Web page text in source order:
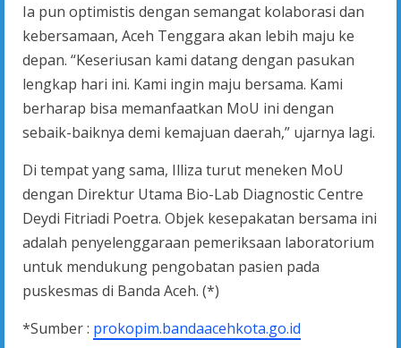
Ia pun optimistis dengan semangat kolaborasi dan
kebersamaan, Aceh Tenggara akan lebih maju ke
depan. “Keseriusan kami datang dengan pasukan
lengkap hari ini. Kami ingin maju bersama. Kami
berharap bisa memanfaatkan MoU ini dengan
sebaik-baiknya demi kemajuan daerah,” ujarnya lagi.
Di tempat yang sama, Illiza turut meneken MoU
dengan Direktur Utama Bio-Lab Diagnostic Centre
Deydi Fitriadi Poetra. Objek kesepakatan bersama ini
adalah penyelenggaraan pemeriksaan laboratorium
untuk mendukung pengobatan pasien pada
puskesmas di Banda Aceh. (*)
*Sumber : prokopim.bandaacehkota.go.id